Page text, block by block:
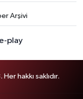
Arşivi
hakkı saklıdır.